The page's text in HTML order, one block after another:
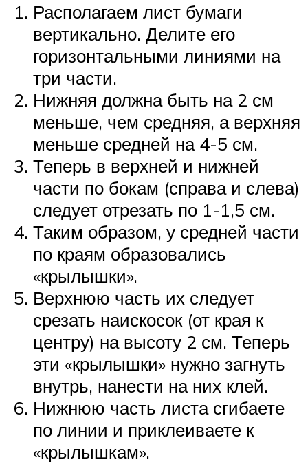
Располагаем лист бумаги
вертикально. Делите его
горизонтальными линиями на
три части.
Нижняя должна быть на 2 см
меньше, чем средняя, а верхняя
меньше средней на 4-5 см.
Теперь в верхней и нижней
части по бокам (справа и слева)
следует отрезать по 1-1,5 см.
Таким образом, у средней части
по краям образовались
«крылышки».
Верхнюю часть их следует
срезать наискосок (от края к
центру) на высоту 2 см. Теперь
эти «крылышки» нужно загнуть
внутрь, нанести на них клей.
Нижнюю часть листа сгибаете
по линии и приклеиваете к
«крылышкам».